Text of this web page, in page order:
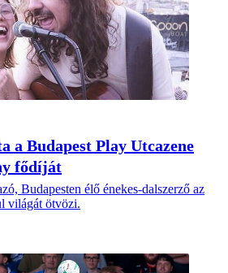
a Budapest Play Utcazene
fődíját
Budapesten élő énekes-dalszerző az
világát ötvözi.